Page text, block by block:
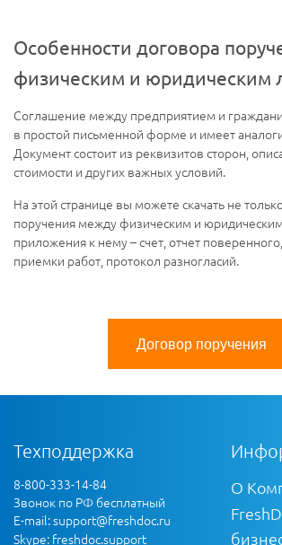
Особенности договора
физическим и юридическим
Соглашение между предприятием и
в простой письменной форме и имеет
Документ состоит из реквизитов сторон,
стоимости и других важных условий.
На этой странице вы можете скачать не
поручения между физическим и
приложения к нему – счет, отчет
приемки работ, протокол разногласий.
Договор поручения
Техподдержка
8-800-333-14-84
Звонок по РФ бесплатный
E-mail:support@freshdoc.ru
Skype: freshdoc.support
О